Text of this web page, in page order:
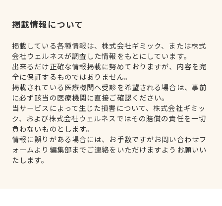
掲載情報について
掲載している各種情報は、株式会社ギミック、または株式
会社ウェルネスが調査した情報をもとにしています。
出来るだけ正確な情報掲載に努めておりますが、内容を完
全に保証するものではありません。
掲載されている医療機関へ受診を希望される場合は、事前
に必ず該当の医療機関に直接ご確認ください。
当サービスによって生じた損害について、株式会社ギミッ
ク、および株式会社ウェルネスではその賠償の責任を一切
負わないものとします。
情報に誤りがある場合には、お手数ですがお問い合わせフ
ォームより編集部までご連絡をいただけますようお願いい
たします。